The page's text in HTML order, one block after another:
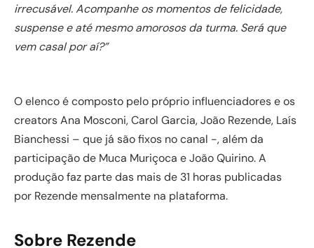
irrecusável. Acompanhe os momentos de felicidade,
suspense e até mesmo amorosos da turma. Será que
vem casal por aí?”
O elenco é composto pelo próprio influenciadores e os
creators Ana Mosconi, Carol Garcia, João Rezende, Laís
Bianchessi – que já são fixos no canal -, além da
participação de Muca Muriçoca e João Quirino. A
produção faz parte das mais de 31 horas publicadas
por Rezende mensalmente na plataforma.
Sobre Rezende